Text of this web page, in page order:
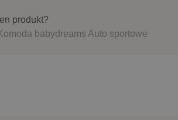
produkt?
babydreams Auto sportowe